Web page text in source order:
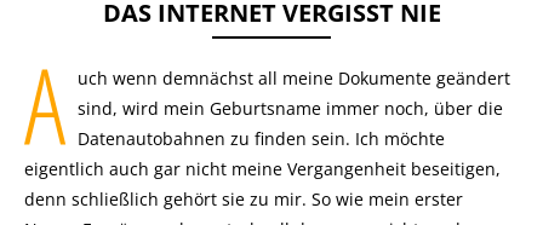
DAS INTERNET VERGISST NIE
A uch wenn demnächst all meine Dokumente geändert
sind, wird mein Geburtsname immer noch, über die
Datenautobahnen zu finden sein. Ich möchte
eigentlich auch gar nicht meine Vergangenheit beseitigen,
denn schließlich gehört sie zu mir. So wie mein erster